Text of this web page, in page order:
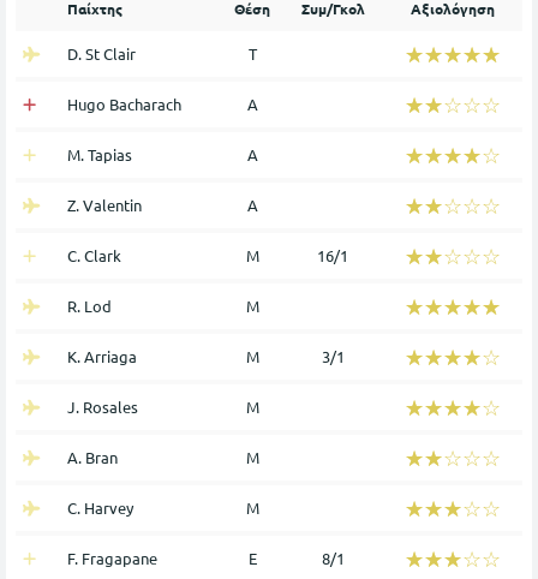
Παίχτης Θέση Συμ/Γκολ Αξιολόγηση
D. St Clair Τ ☆☆☆☆☆
★★★★★
Hugo Bacharach Α ☆☆☆☆☆
★★★★★
M. Tapias Α ☆☆☆☆☆
★★★★★
Z. Valentin Α ☆☆☆☆☆
★★★★★
C. Clark Μ 16/1 ☆☆☆☆☆
★★★★★
R. Lod Μ ☆☆☆☆☆
★★★★★
K. Arriaga Μ 3/1 ☆☆☆☆☆
★★★★★
J. Rosales Μ ☆☆☆☆☆
★★★★★
A. Bran Μ ☆☆☆☆☆
★★★★★
C. Harvey Μ ☆☆☆☆☆
★★★★★
F. Fragapane Ε 8/1 ☆☆☆☆☆
★★★★★